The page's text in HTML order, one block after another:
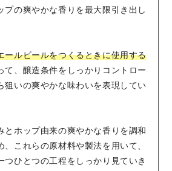
プの爽やかな香りを最大限引き出し
ールビールをつくるときに使用する
て、醸造条件をしっかりコントロー
狙いの爽やかな味わいを表現してい
とホップ由来の爽やかな香りを調和
、これらの原材料や製法を用いて、
つひとつの工程をしっかり見ていき